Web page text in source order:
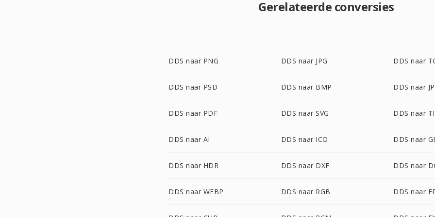
Gerelateerde conversies
DDS naar PNG DDS naar JPG DDS naar
DDS naar PSD DDS naar BMP DDS naar
DDS naar PDF DDS naar SVG DDS naar
DDS naar AI DDS naar ICO DDS naar
DDS naar HDR DDS naar DXF DDS naar
DDS naar WEBP DDS naar RGB DDS naar